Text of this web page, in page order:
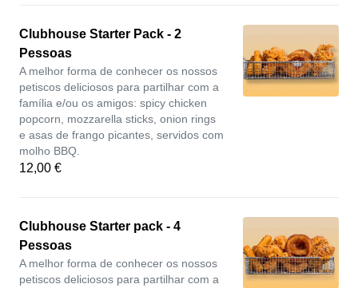
Clubhouse Starter Pack - 2
Pessoas
A melhor forma de conhecer os nossos
petiscos deliciosos para partilhar com a
família e/ou os amigos: spicy chicken
popcorn, mozzarella sticks, onion rings
e asas de frango picantes, servidos com
molho BBQ.
12,00 €
Clubhouse Starter pack - 4
Pessoas
A melhor forma de conhecer os nossos
petiscos deliciosos para partilhar com a